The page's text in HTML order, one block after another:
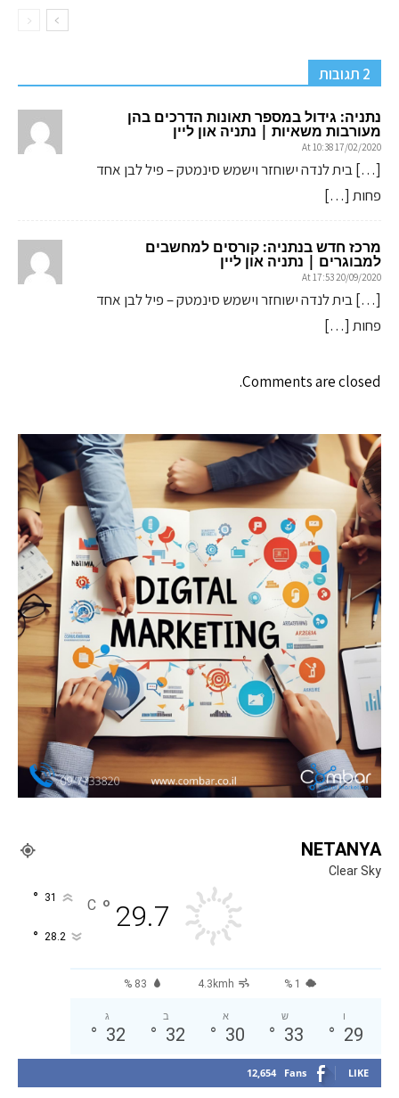
2 תגובות
נתניה: גידול במספר תאונות הדרכים בהן
מעורבות משאיות | נתניה און ליין
17/02/2020 At 10:38
[…] בית לנדה ישוחזר וישמש סינמטק – פיל לבן אחד
פחות […]
מרכז חדש בנתניה: קורסים למחשבים
למבוגרים | נתניה און ליין
20/09/2020 At 17:53
[…] בית לנדה ישוחזר וישמש סינמטק – פיל לבן אחד
פחות […]
Comments are closed.
NETANYA
Clear Sky
29.7
°
C
31
°
28.2
°
83 % 4.3kmh 1 %
ו
29
°
ש
33
°
א
30
°
ב
32
°
ג
32
°
12,654 Fans LIKE